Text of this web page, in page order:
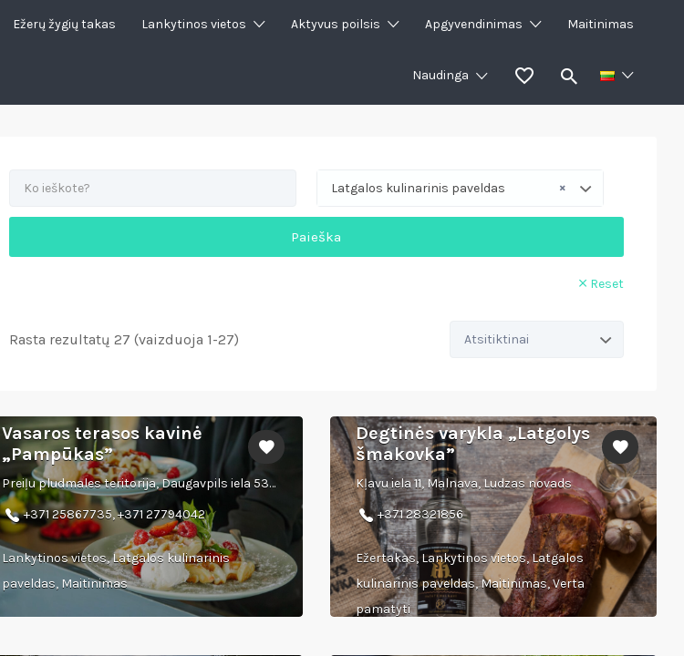
Ežerų žygių takas Lankytinos vietos Aktyvus poilsis Apgyvendinimas Maitinimas
Naudinga
×
Latgalos kulinarinis paveldas
Paieška
Reset
Rasta rezultatų 27 (vaizduoja 1-27)
Vasaros terasos kavinė
„Pampūkas”
Preiļu pludmales teritorija, Daugavpils iela 53A (pie BMX trases)
+371 25867735, +371 27794042
Lankytinos vietos, Latgalos kulinarinis
paveldas, Maitinimas
Degtinės varykla „Latgolys
šmakovka”
Kļavu iela 11, Malnava, Ludzas novads
+371 28321856
Ežertakas, Lankytinos vietos, Latgalos
kulinarinis paveldas, Maitinimas, Verta
pamatyti